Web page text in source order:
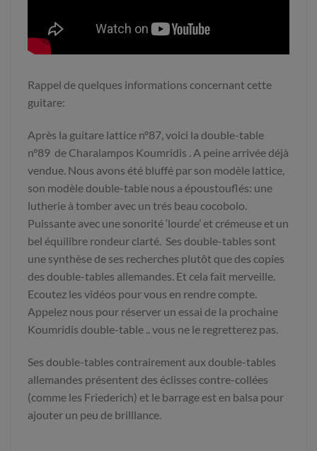
Rappel de quelques informations concernant cette
guitare:
Après la guitare lattice n°87, voici la double-table
n°89 de Charalampos Koumridis . A peine arrivée déjà
vendue. Nous avons été bluffé par son modèle lattice,
son modèle double-table nous a époustouflés: une
lutherie à tomber avec un trés beau cocobolo.
Puissante avec une sonorité ‘lourde’ et crémeuse et un
bel équilibre rondeur clarté. Ses double-tables sont
une synthèse de ses recherches plutôt que des copies
des double-tables allemandes. Et cela fait merveille.
Ecoutez les vidéos pour vous en rendre compte.
Appelez nous pour réserver un essai de la prochaine
Koumridis double-table .. vous ne le regretterez pas.
Ses double-tables contrairement aux double-tables
allemandes présentent des éclisses contre-collées
(comme les Friederich) et le barrage est en balsa pour
ajouter un peu de brilllance.